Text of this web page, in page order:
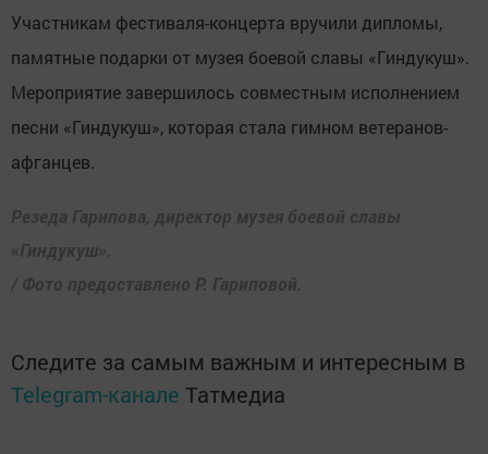
Участникам фестиваля-концерта вручили дипломы,
памятные подарки от музея боевой славы «Гиндукуш».
Мероприятие завершилось совместным исполнением
песни «Гиндукуш», которая стала гимном ветеранов-
афганцев.
Резеда Гарипова, директор музея боевой славы
«Гиндукуш».
/ Фото предоставлено Р. Гариповой.
Следите за самым важным и интересным в
Telegram-канале Татмедиа